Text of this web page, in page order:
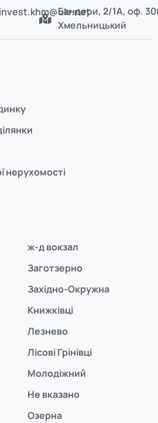
invest.khm@ukr.netБандери, 2/1А, оф.
Хмельницький
нерухомості
ж-д вокзал
Заготзерно
Західно-Окружна
Книжківці
Лезнево
Лісові Грінівці
Молодіжний
Не вказано
Озерна